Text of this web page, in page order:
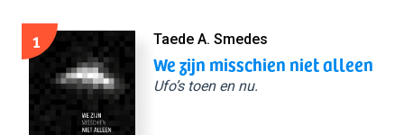
1 Taede A. Smedes
We zijn misschien niet alleen
Ufo’s toen en nu.